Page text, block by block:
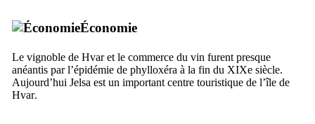
Économie
Le vignoble de Hvaret le commerce du vin furent presque
anéantis par l’épidémie de phylloxéra à la fin du XIXe siècle.
Aujourd’hui Jelsa est un important centre touristique de l’île de
Hvar.